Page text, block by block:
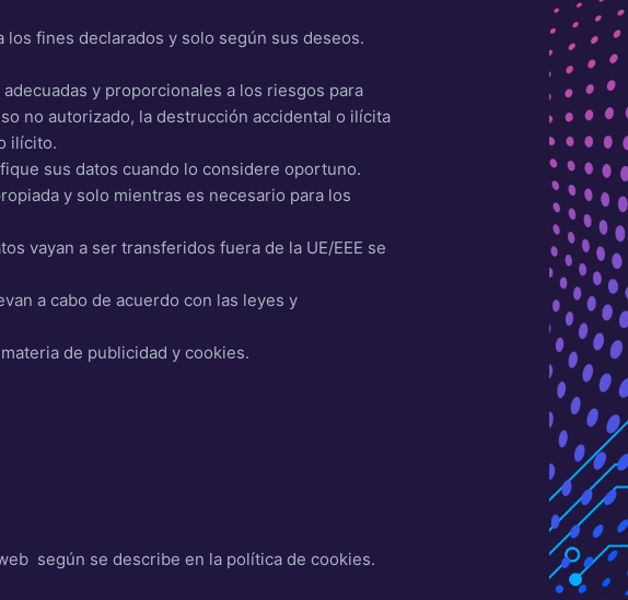
fines declarados y solo según sus deseos.
y proporcionales a los riesgos para
no autorizado, la destrucción accidental o ilícita
ilícito.
sus datos cuando lo considere oportuno.
y solo mientras es necesario para los
vayan a ser transferidos fuera de la UE/EEE se
a cabo de acuerdo con las leyes y
de publicidad y cookies.
según se describe en la política de cookies.